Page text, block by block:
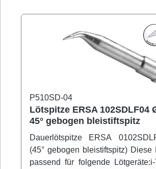
P510SD-04
Lötspitze ERSA 102SDLF04
45° gebogen bleistiftspitz
Dauerlötspitze ERSA
(45° gebogen bleistiftspitz) Diese
passend für folgende